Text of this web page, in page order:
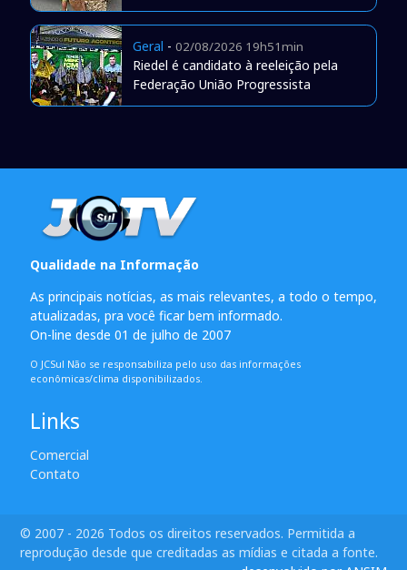
Geral - 02/08/2026 19h51min
Riedel é candidato à reeleição pela
Federação União Progressista
Qualidade na Informação
As principais notícias, as mais relevantes, a todo o tempo,
atualizadas, pra você ficar bem informado.
On-line desde 01 de julho de 2007
O JCSul Não se responsabiliza pelo uso das informações
econômicas/clima disponibilizados.
Links
Comercial
Contato
© 2007 - 2026 Todos os direitos reservados. Permitida a
reprodução desde que creditadas as mídias e citada a fonte.